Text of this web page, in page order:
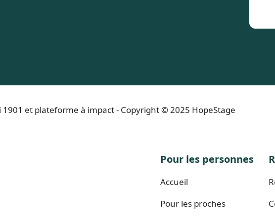
1901 et plateforme à impact - Copyright © 2025 HopeStage
Pour les personnes
Accueil
Pour les proches